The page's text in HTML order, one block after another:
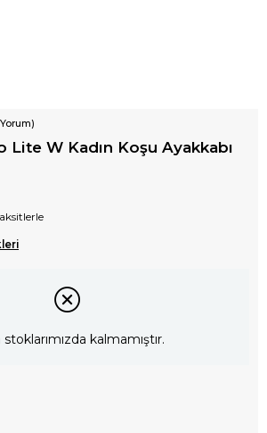
Lite W Kadın Koşu Ayakkabı
kalmamıştır.